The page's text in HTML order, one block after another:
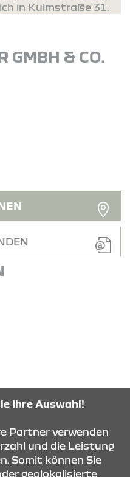
in Kulmstraße 31.
GMBH & CO.
Ihre Auswahl!
Partner verwenden
und die Leistung
Somit können Sie
geolokalisierte